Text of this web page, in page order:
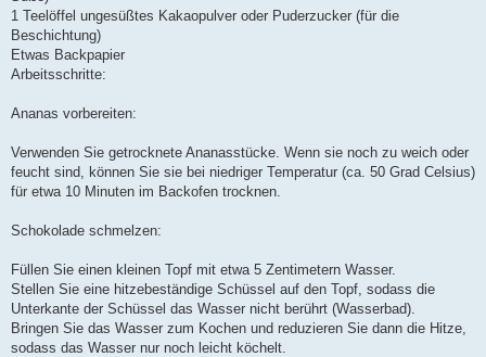
1 Teelöffel ungesüßtes Kakaopulver oder Puderzucker (für die
Beschichtung)
Etwas Backpapier
Arbeitsschritte:
Ananas vorbereiten:
Verwenden Sie getrocknete Ananasstücke. Wenn sie noch zu weich oder
feucht sind, können Sie sie bei niedriger Temperatur (ca. 50 Grad Celsius)
für etwa 10 Minuten im Backofen trocknen.
Schokolade schmelzen:
Füllen Sie einen kleinen Topf mit etwa 5 Zentimetern Wasser.
Stellen Sie eine hitzebeständige Schüssel auf den Topf, sodass die
Unterkante der Schüssel das Wasser nicht berührt (Wasserbad).
Bringen Sie das Wasser zum Kochen und reduzieren Sie dann die Hitze,
sodass das Wasser nur noch leicht köchelt.